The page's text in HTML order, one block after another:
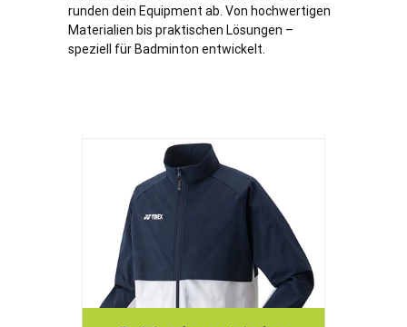
runden dein Equipment ab. Von hochwertigen
Materialien bis praktischen Lösungen –
speziell für Badminton entwickelt.